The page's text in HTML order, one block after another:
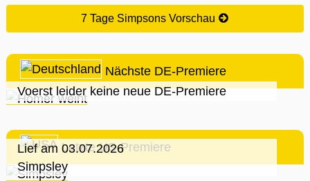
7 Tage Simpsons Vorschau
Nächste DE-Premiere
Voerst leider keine neue DE-Premiere
Letzte US-Premiere
Lief am 03.07.2026
Simpsley